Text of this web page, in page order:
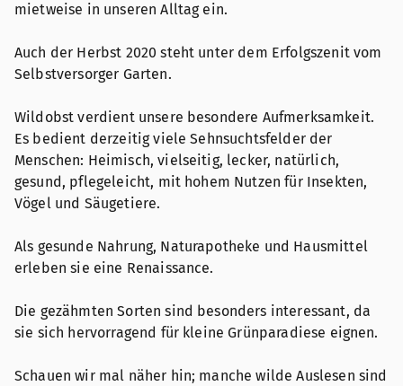
mietweise in unseren Alltag ein.
Auch der Herbst 2020 steht unter dem Erfolgszenit vom
Selbstversorger Garten.
Wildobst verdient unsere besondere Aufmerksamkeit.
Es bedient derzeitig viele Sehnsuchtsfelder der
Menschen: Heimisch, vielseitig, lecker, natürlich,
gesund, pflegeleicht, mit hohem Nutzen für Insekten,
Vögel und Säugetiere.
Als gesunde Nahrung, Naturapotheke und Hausmittel
erleben sie eine Renaissance.
Die gezähmten Sorten sind besonders interessant, da
sie sich hervorragend für kleine Grünparadiese eignen.
Schauen wir mal näher hin; manche wilde Auslesen sind